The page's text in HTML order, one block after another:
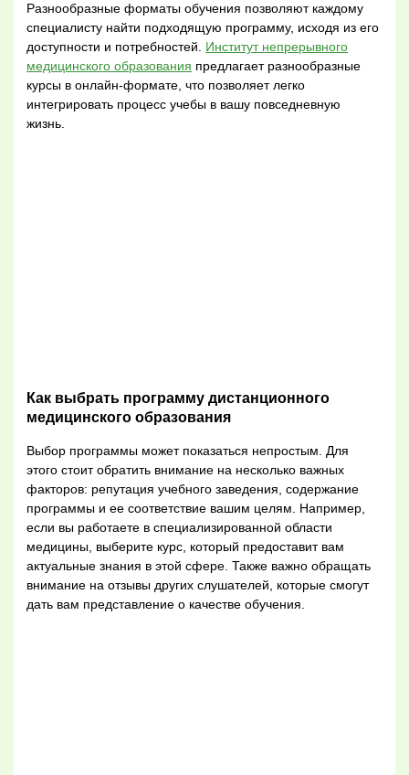
Разнообразные форматы обучения позволяют каждому
специалисту найти подходящую программу, исходя из его
доступности и потребностей.
Институт непрерывного
медицинского образования предлагает разнообразные
курсы в онлайн-формате, что позволяет легко
интегрировать процесс учебы в вашу повседневную
жизнь.
Как выбрать программу дистанционного
медицинского образования
Выбор программы может показаться непростым. Для
этого стоит обратить внимание на несколько важных
факторов: репутация учебного заведения, содержание
программы и ее соответствие вашим целям. Например,
если вы работаете в специализированной области
медицины, выберите курс, который предоставит вам
актуальные знания в этой сфере. Также важно обращать
внимание на отзывы других слушателей, которые смогут
дать вам представление о качестве обучения.